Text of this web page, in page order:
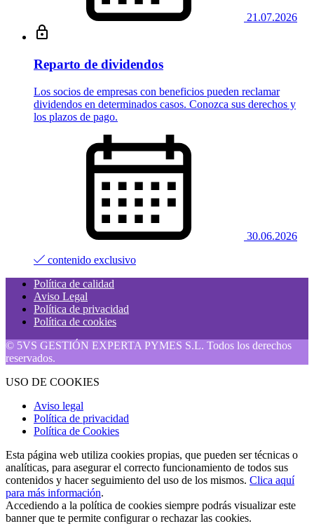
21.07.2026
Reparto de dividendos
Los socios de empresas con beneficios pueden reclamar
dividendos en determinados casos. Conozca sus derechos y
los plazos de pago.
30.06.2026
contenido exclusivo
Política de calidad
Aviso Legal
Política de privacidad
Política de cookies
© 5VS GESTIÓN EXPERTA PYMES S.L. Todos los derechos
reservados.
USO DE COOKIES
Aviso legal
Política de privacidad
Política de Cookies
Esta página web utiliza cookies propias, que pueden ser técnicas o
analíticas, para asegurar el correcto funcionamiento de todos sus
contenidos y hacer seguimiento del uso de los mismos. Clica aquí
para más información.
Accediendo a la política de cookies siempre podrás visualizar este
banner que te permite configurar o rechazar las cookies.